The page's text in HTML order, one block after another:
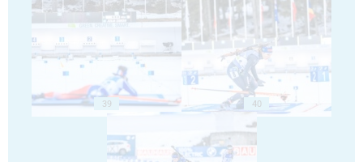
39 40